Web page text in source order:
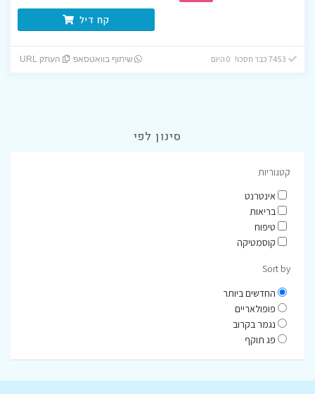
קח דיל
שיתוף בוואטסאפ העתק URL
סינון לפי
קטגוריות
אינטרנט
בריאות
טיפוח
קוסמטיקה
Sort by
החדשים ביותר
פופולאריים
נגמר בקרוב
פג תוקף